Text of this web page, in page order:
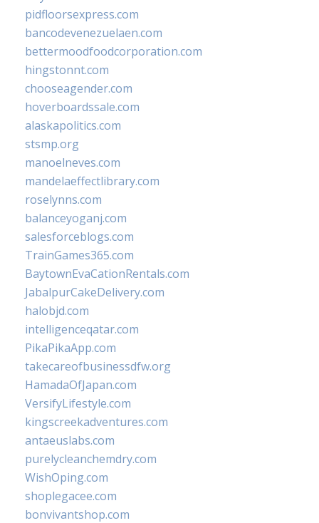
pidfloorsexpress.com
bancodevenezuelaen.com
bettermoodfoodcorporation.com
hingstonnt.com
chooseagender.com
hoverboardssale.com
alaskapolitics.com
stsmp.org
manoelneves.com
mandelaeffectlibrary.com
roselynns.com
balanceyoganj.com
salesforceblogs.com
TrainGames365.com
BaytownEvaCationRentals.com
JabalpurCakeDelivery.com
halobjd.com
intelligenceqatar.com
PikaPikaApp.com
takecareofbusinessdfw.org
HamadaOfJapan.com
VersifyLifestyle.com
kingscreekadventures.com
antaeuslabs.com
purelycleanchemdry.com
WishOping.com
shoplegacee.com
bonvivantshop.com